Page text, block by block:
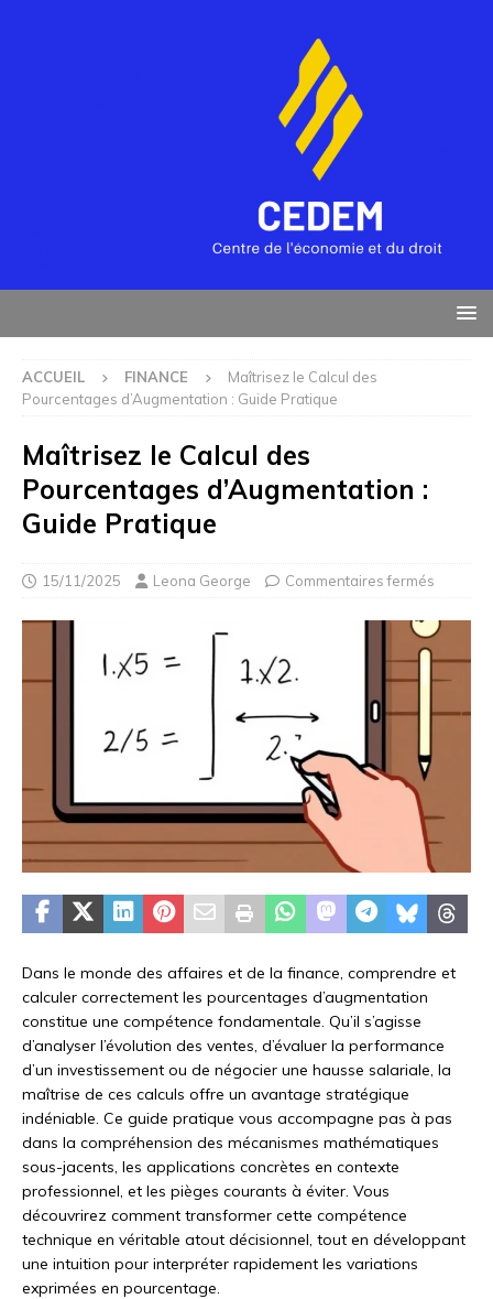
ACCUEIL FINANCE
Maîtrisez le Calcul des
Pourcentages d’Augmentation : Guide Pratique
Maîtrisez le Calcul des
Pourcentages d’Augmentation :
Guide Pratique
15/11/2025 Leona George Commentaires fermés
Dans le monde des affaires et de la finance, comprendre et
calculer correctement les pourcentages d’augmentation
constitue une compétence fondamentale. Qu’il s’agisse
d’analyser l’évolution des ventes, d’évaluer la performance
d’un investissement ou de négocier une hausse salariale, la
maîtrise de ces calculs offre un avantage stratégique
indéniable. Ce guide pratique vous accompagne pas à pas
dans la compréhension des mécanismes mathématiques
sous-jacents, les applications concrètes en contexte
professionnel, et les pièges courants à éviter. Vous
découvrirez comment transformer cette compétence
technique en véritable atout décisionnel, tout en développant
une intuition pour interpréter rapidement les variations
exprimées en pourcentage.